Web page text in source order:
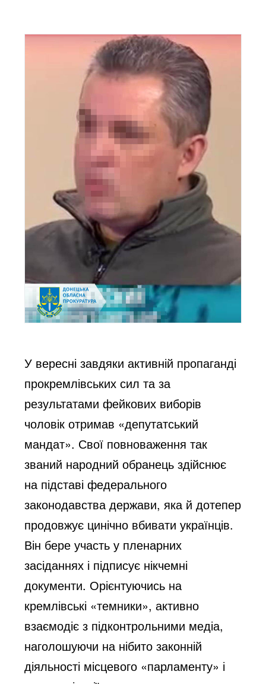
У вересні завдяки активній пропаганді
прокремлівських сил та за
результатами фейкових виборів
чоловік отримав «депутатський
мандат». Свої повноваження так
званий народний обранець здійснює
на підставі федерального
законодавства держави, яка й дотепер
продовжує цинічно вбивати українців.
Він бере участь у пленарних
засіданнях і підписує нікчемні
документи. Орієнтуючись на
кремлівські «темники», активно
взаємодіє з підконтрольними медіа,
наголошуючи на нібито законній
діяльності місцевого «парламенту» і